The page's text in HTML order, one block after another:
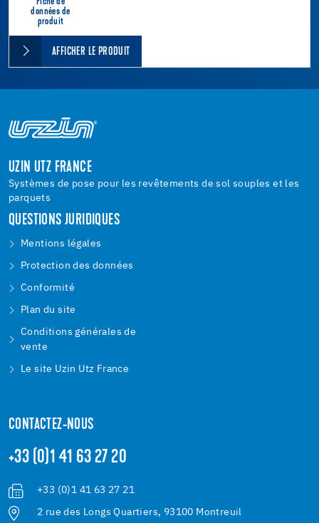
données de
produit
AFFICHER LE PRODUIT
UZIN UTZ FRANCE
Systèmes de pose pour les revêtements de sol souples et les
parquets
QUESTIONS JURIDIQUES
Mentions légales
Protection des données
Conformité
Plan du site
Conditions générales de
vente
Le site Uzin Utz France
CONTACTEZ-NOUS
+33 (0)1 41 63 27 20
+33 (0)1 41 63 27 21
2 rue des Longs Quartiers, 93100 Montreuil